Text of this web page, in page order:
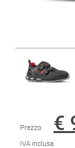
Prezzo €
IVA inclusa